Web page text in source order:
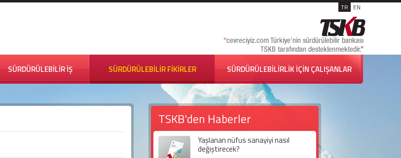
TR EN
SÜRDÜRÜLEBİLİR İŞ SÜRDÜRÜLEBİLİR FİKİRLER SÜRDÜRÜLEBİLİRLİK İÇİN ÇALIŞANLAR
TSKB'den Haberler
Yaşlanan nüfus sanayiyi nasıl
değiştirecek?